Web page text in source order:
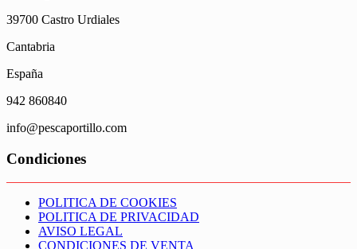
39700 Castro Urdiales
Cantabria
España
942 860840
info@pescaportillo.com
Condiciones
POLITICA DE COOKIES
POLITICA DE PRIVACIDAD
AVISO LEGAL
CONDICIONES DE VENTA